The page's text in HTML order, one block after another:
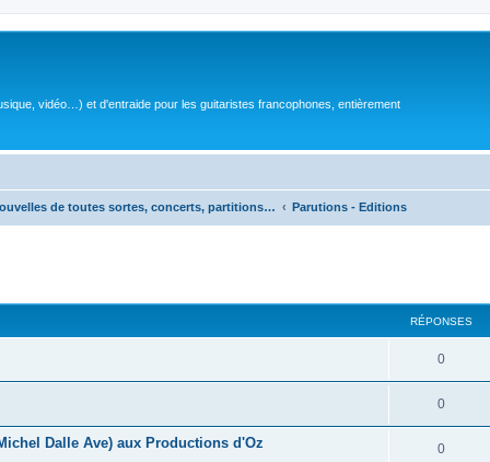
vidéo…) et d'entraide pour les guitaristes francophones, entièrement
de toutes sortes, concerts, partitions… Parutions - Editions
RÉPONSES
0R
é
o
0R
é
Dalle Ave) aux Productions d'Oz 0R